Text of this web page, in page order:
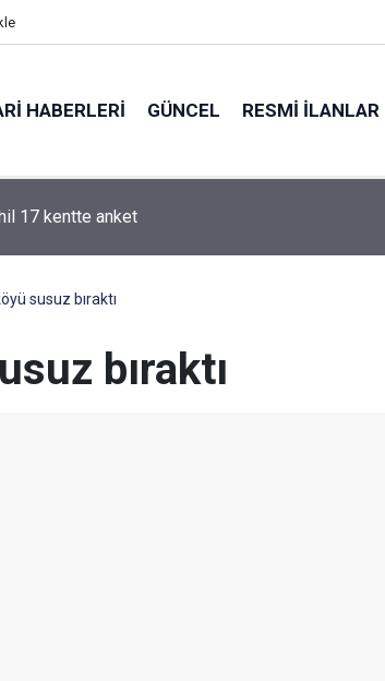
HABERLERI GÜNCEL RESMI İLANLAR
17 kentte anket
susuz bıraktı
bıraktı